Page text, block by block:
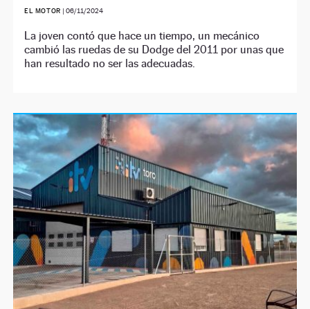
EL MOTOR | 06/11/2024
La joven contó que hace un tiempo, un mecánico
cambió las ruedas de su Dodge del 2011 por unas que
han resultado no ser las adecuadas.